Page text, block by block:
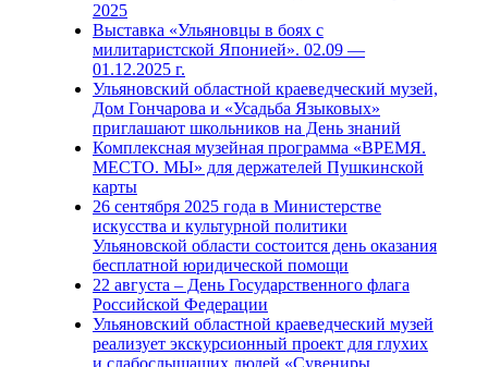
2025
Выставка «Ульяновцы в боях с
милитаристской Японией». 02.09 —
01.12.2025 г.
Ульяновский областной краеведческий музей,
Дом Гончарова и «Усадьба Языковых»
приглашают школьников на День знаний
Комплексная музейная программа «ВРЕМЯ.
МЕСТО. МЫ» для держателей Пушкинской
карты
26 сентября 2025 года в Министерстве
искусства и культурной политики
Ульяновской области состоится день оказания
бесплатной юридической помощи
22 августа – День Государственного флага
Российской Федерации
Ульяновский областной краеведческий музей
реализует экскурсионный проект для глухих
и слабослышащих людей «Сувениры